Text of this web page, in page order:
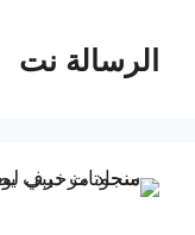
المحتوىالرسالة نت